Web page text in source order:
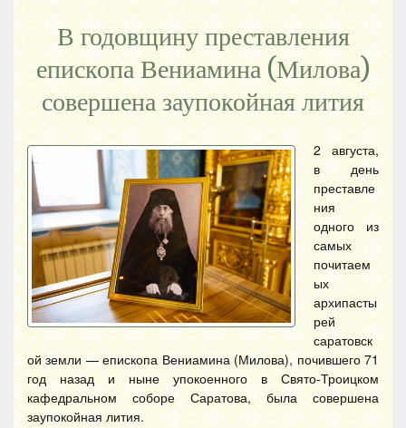
В годовщину преставления
епископа Вениамина (Милова)
совершена заупокойная лития
2 августа,
в день
преставле
ния
одного из
самых
почитаем
ых
архипасты
рей
саратовск
ой земли — епископа Вениамина (Милова), почившего 71
год назад и ныне упокоенного в Свято-Троицком
кафедральном соборе Саратова, была совершена
заупокойная лития.